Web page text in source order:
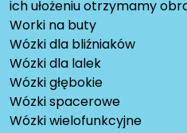
ich ułożeniu otrzymamy
Worki na buty
Wózki dla bliźniaków
Wózki dla lalek
Wózki głębokie
Wózki spacerowe
Wózki wielofunkcyjne